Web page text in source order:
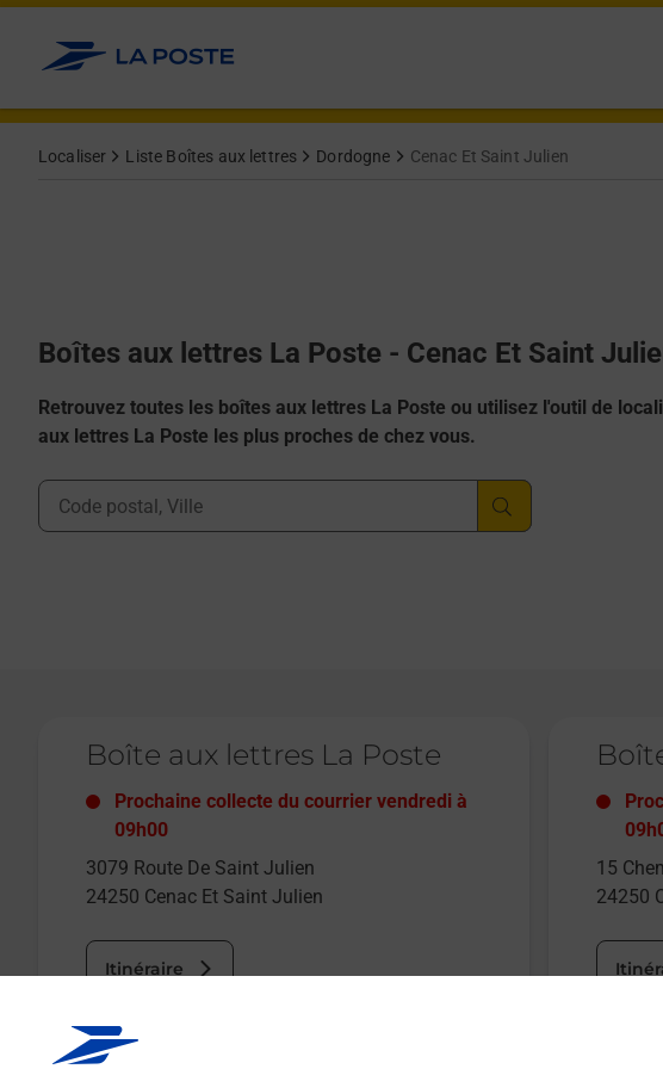
Allez au contenu
Localiser Liste Boîtes aux lettres Dordogne Cenac Et Saint Julien
Boîtes aux lettres La Poste - Cenac Et Saint
Retrouvez toutes les boîtes aux lettres La Poste ou utilisez l'outil de
aux lettres La Poste les plus proches de chez vous.
Ville, Département, Code Postal
Boîte aux lettres La Poste
Prochaine collecte du courrier vendredi à
09h00
3079 Route De Saint Julien
24250 Cenac Et Saint Julien
Itinéraire
15
24250